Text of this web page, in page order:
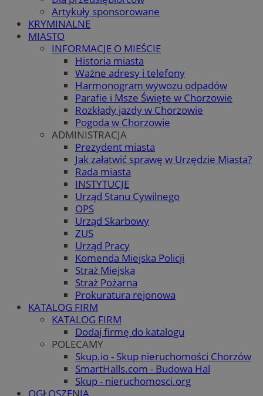
Artykuły sponsorowane
KRYMINALNE
MIASTO
INFORMACJE O MIEŚCIE
Historia miasta
Ważne adresy i telefony
Harmonogram wywozu odpadów
Parafie i Msze Święte w Chorzowie
Rozkłady jazdy w Chorzowie
Pogoda w Chorzowie
ADMINISTRACJA
Prezydent miasta
Jak załatwić sprawę w Urzędzie Miasta?
Rada miasta
INSTYTUCJE
Urząd Stanu Cywilnego
OPS
Urząd Skarbowy
ZUS
Urząd Pracy
Komenda Miejska Policji
Straż Miejska
Straż Pożarna
Prokuratura rejonowa
KATALOG FIRM
KATALOG FIRM
Dodaj firmę do katalogu
POLECAMY
Skup.io - Skup nieruchomości Chorzów
SmartHalls.com - Budowa Hal
Skup - nieruchomosci.org